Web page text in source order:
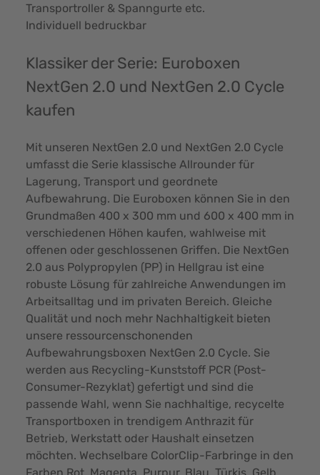
Transportroller & Spanngurte etc.
Individuell bedruckbar
Klassiker der Serie: Euroboxen
NextGen 2.0 und NextGen 2.0 Cycle
kaufen
Mit unseren NextGen 2.0 und NextGen 2.0 Cycle
umfasst die Serie klassische Allrounder für
Lagerung, Transport und geordnete
Aufbewahrung. Die Euroboxen können Sie in den
Grundmaßen 400 x 300 mm und 600 x 400 mm in
verschiedenen Höhen kaufen, wahlweise mit
offenen oder geschlossenen Griffen. Die NextGen
2.0 aus Polypropylen (PP) in Hellgrau ist eine
robuste Lösung für zahlreiche Anwendungen im
Arbeitsalltag und im privaten Bereich. Gleiche
Qualität und noch mehr Nachhaltigkeit bieten
unsere ressourcenschonenden
Aufbewahrungsboxen NextGen 2.0 Cycle. Sie
werden aus Recycling-Kunststoff PCR (Post-
Consumer-Rezyklat) gefertigt und sind die
passende Wahl, wenn Sie nachhaltige, recycelte
Transportboxen in trendigem Anthrazit für
Betrieb, Werkstatt oder Haushalt einsetzen
möchten. Wechselbare ColorClip-Farbringe in den